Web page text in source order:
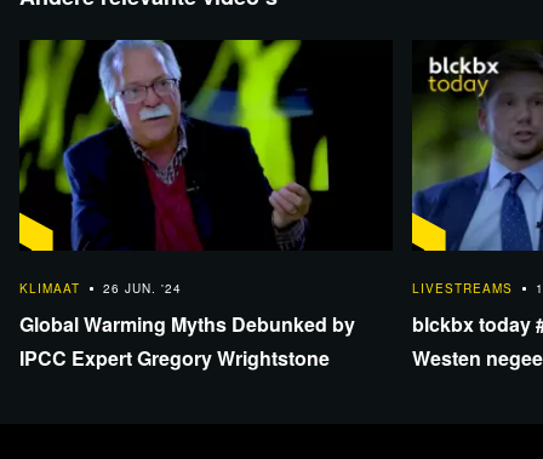
Relevante achtergrondinformatie en
bronnen
Die Weltwoche -Alle Zeichen stehen auf einen grossen
Krieg: Serbiens Präsident Vucic über die düstere
Gegenwart
WION -Five killed in Ukrainian missile attack on
KLIMAAT
26 JUN. '24
Global Warming Myths Debunked by
IPCC Expert Gregory Wrightstone
LIVESTREAMS
blckbx today
Westen